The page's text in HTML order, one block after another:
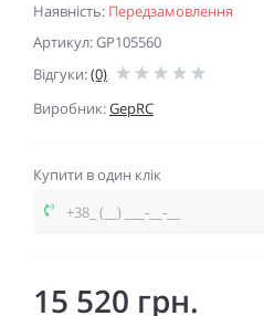
Наявність: Передзамовлення
Артикул: GP105560
Відгуки:(0)
Виробник:GepRC
Купити в один клік
15 520 грн.